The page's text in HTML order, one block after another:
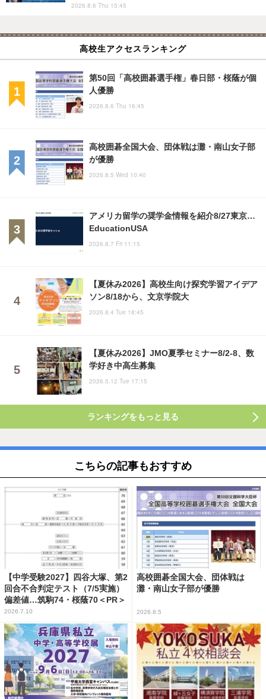
2026.8.6 Thu 15:45
高校生アクセスランキング
第50回「高校囲碁選手権」春日部・桜蔭が個
人優勝
2026.8.6 Thu 16:45
高校囲碁全国大会、団体戦は灘・南山女子部
が優勝
2026.8.5 Wed 10:40
アメリカ留学の奨学金情報を紹介8/27東京…
EducationUSA
2026.8.7 Fri 11:15
【夏休み2026】高校生向け探究学習アイデア
ソン8/18から、文京学院大
2026.8.4 Tue 18:45
【夏休み2026】JMO夏季セミナー8/2-8、数
学好き中高生募集
2026.5.12 Tue 17:15
ランキングをもっと見る
こちらの記事もおすすめ
【中学受験2027】四谷大塚、第2
回合不合判定テスト（7/5実施）
偏差値…筑駒74・桜蔭70＜PR＞
2026.7.10
高校囲碁全国大会、団体戦は
灘・南山女子部が優勝
2026.8.5